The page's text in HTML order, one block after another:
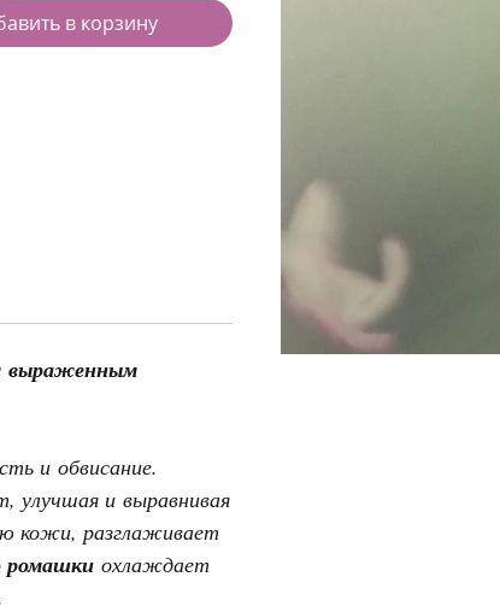
в корзину
выраженным
и обвисание.
улучшая и выравнивая
кожи, разглаживает
ромашки охлаждает